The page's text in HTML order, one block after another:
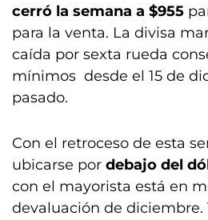
cerró la semana a $955
para la venta. La divisa
caída por sexta rueda
mínimos desde el 15 de
pasado.
Con el retroceso de esta
ubicarse por debajo del
con el mayorista está en
devaluación de diciembre.